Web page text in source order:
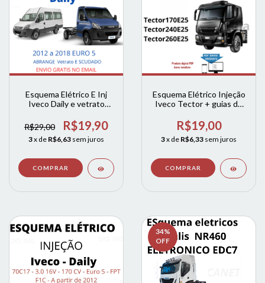
Esquema Elétrico E Inj
Iveco Daily e vetrato
R$29,00
R$19,90
3x de R$6,63 sem juros
Esquema Elétrico Injeção
Iveco Tector + guias de
Tector 240E25 - Tector -
260E25
R$19,00
3x de R$6,33 sem juros
34%
OFF